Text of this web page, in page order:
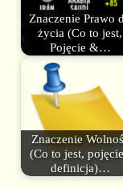
Znaczenie Prawo
życia (Co to jest,
Pojęcie &…
Znaczenie
(Co to jest,
definicja)…